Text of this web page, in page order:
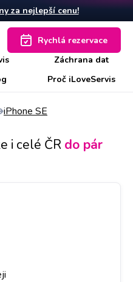
za nejlepší cenu!
Záchrana dat
Proč iLoveServis
Rychlá rezervace
iPhone SE
i celé ČR do pár